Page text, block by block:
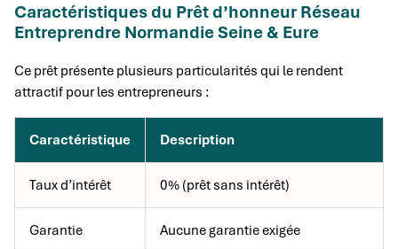
Caractéristiques du Prêt d’honneur Réseau
Entreprendre Normandie Seine & Eure
Ce prêt présente plusieurs particularités qui le rendent
attractif pour les entrepreneurs :
Caractéristique Description
Taux d’intérêt 0% (prêt sans intérêt)
Garantie Aucune garantie exigée